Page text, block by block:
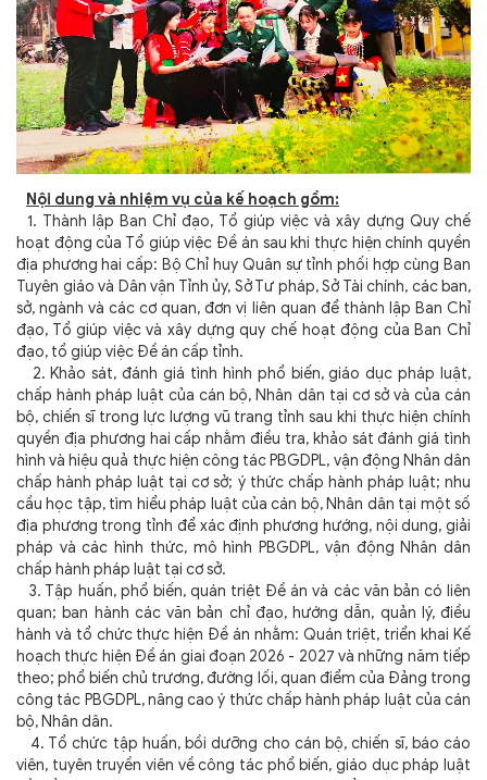
Nội dung và nhiệm vụ của kế hoạch gồm:
1. Thành lập Ban Chỉ đạo, Tổ giúp việc và xây dựng Quy chế
hoạt động của Tổ giúp việc Đề án sau khi thực hiện chính quyền
địa phương hai cấp: Bộ Chỉ huy Quân sự tỉnh phối hợp cùng Ban
Tuyên giáo và Dân vận Tỉnh ủy, Sở Tư pháp, Sở Tài chính, các ban,
sở, ngành và các cơ quan, đơn vị liên quan để thành lập Ban Chỉ
đạo, Tổ giúp việc và xây dựng quy chế hoạt động của Ban Chỉ
đạo, tổ giúp việc Đề án cấp tỉnh.
2. Khảo sát, đánh giá tình hình phổ biến, giáo dục pháp luật,
chấp hành pháp luật của cán bộ, Nhân dân tại cơ sở và của cán
bộ, chiến sĩ trong lực lượng vũ trang tỉnh sau khi thực hiện chính
quyền địa phương hai cấp nhằm điều tra, khảo sát đánh giá tình
hình và hiệu quả thực hiện công tác PBGDPL, vận động Nhân dân
chấp hành pháp luật tại cơ sở; ý thức chấp hành pháp luật; nhu
cầu học tập, tìm hiểu pháp luật của cán bộ, Nhân dân tại một số
địa phương trong tỉnh để xác định phương hướng, nội dung, giải
pháp và các hình thức, mô hình PBGDPL, vận động Nhân dân
chấp hành pháp luật tại cơ sở.
3. Tập huấn, phổ biến, quán triệt Đề án và các văn bản có liên
quan; ban hành các văn bản chỉ đạo, hướng dẫn, quản lý, điều
hành và tổ chức thực hiện Đề án nhằm: Quán triệt, triển khai Kế
hoạch thực hiện Đề án giai đoạn 2026 - 2027 và những năm tiếp
theo; phổ biến chủ trương, đường lối, quan điểm của Đảng trong
công tác PBGDPL, nâng cao ý thức chấp hành pháp luật của cán
bộ, Nhân dân.
4. Tổ chức tập huấn, bồi dưỡng cho cán bộ, chiến sĩ, báo cáo
viên, tuyên truyền viên về công tác phổ biến, giáo dục pháp luật